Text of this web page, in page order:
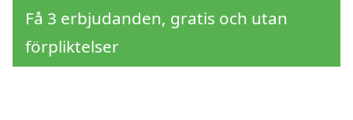
Få 3 erbjudanden, gratis och utan
förpliktelser